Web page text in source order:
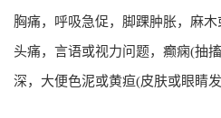
胸痛，呼吸急促，脚踝肿胀，麻
头痛，言语或视力问题，癫痫(抽
深，大便色泥或黄疸(皮肤或眼睛发